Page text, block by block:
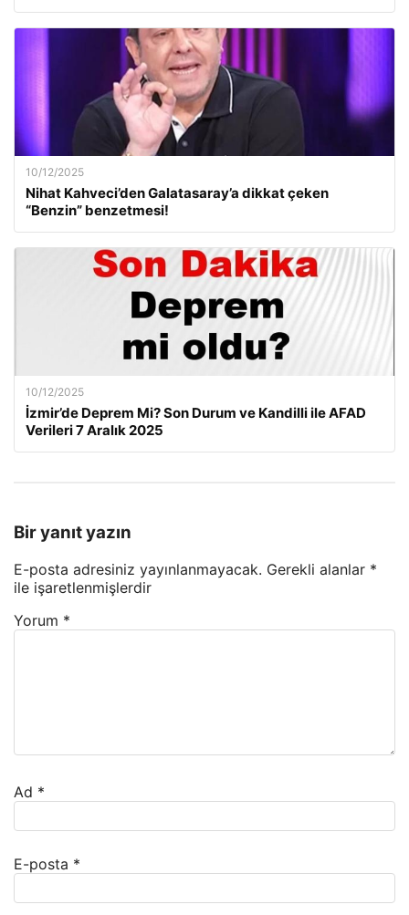
10/12/2025
Nihat Kahveci’den Galatasaray’a dikkat çeken
“Benzin” benzetmesi!
10/12/2025
İzmir’de Deprem Mi? Son Durum ve Kandilli ile AFAD
Verileri 7 Aralık 2025
Bir yanıt yazın
E-posta adresiniz yayınlanmayacak. Gerekli alanlar *
ile işaretlenmişlerdir
Yorum *
Ad *
E-posta *